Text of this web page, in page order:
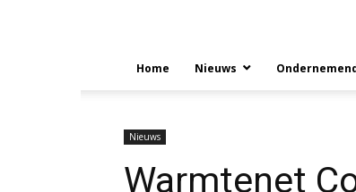
Home Nieuws
Nieuws
Warmtenet